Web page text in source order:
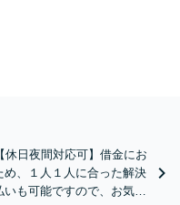
休日夜間対応可】借金にお
、１人１人に合った解決
も可能ですので、お気軽